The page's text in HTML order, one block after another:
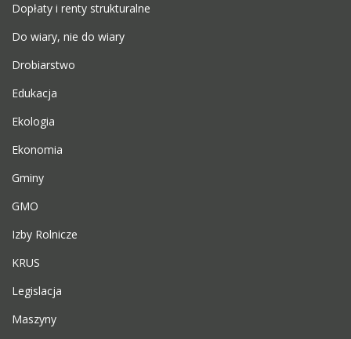
Dopłaty i renty strukturalne
Do wiary, nie do wiary
Drobiarstwo
Edukacja
Ekologia
Ekonomia
Gminy
GMO
Izby Rolnicze
KRUS
Legislacja
Maszyny